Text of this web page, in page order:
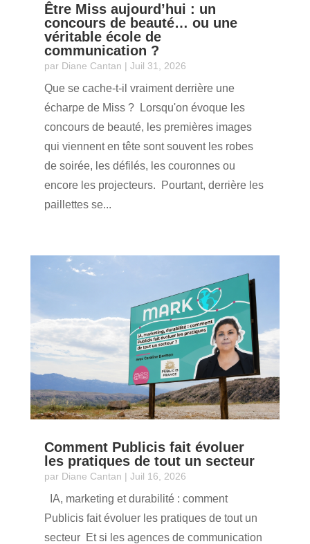
Être Miss aujourd’hui : un
concours de beauté… ou une
véritable école de
communication ?
par Diane Cantan | Juil 31, 2026
Que se cache-t-il vraiment derrière une
écharpe de Miss ? Lorsqu'on évoque les
concours de beauté, les premières images
qui viennent en tête sont souvent les robes
de soirée, les défilés, les couronnes ou
encore les projecteurs. Pourtant, derrière les
paillettes se...
Comment Publicis fait évoluer
les pratiques de tout un secteur
par Diane Cantan | Juil 16, 2026
IA, marketing et durabilité : comment
Publicis fait évoluer les pratiques de tout un
secteur Et si les agences de communication